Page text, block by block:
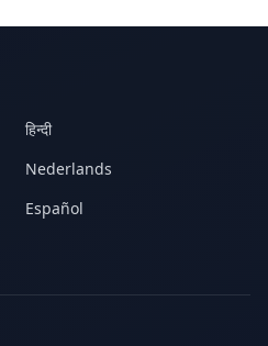
हिन्दी
Nederlands
Español